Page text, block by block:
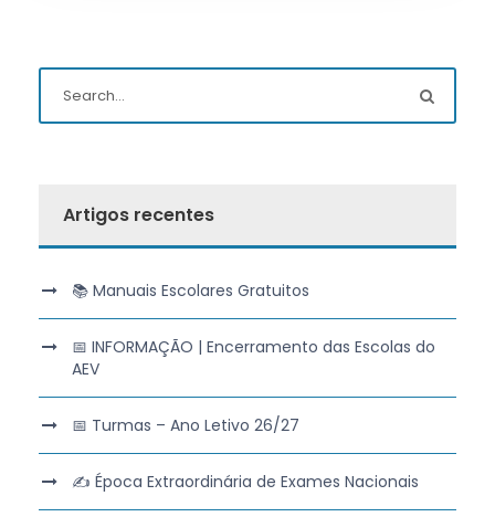
Artigos recentes
📚 Manuais Escolares Gratuitos
📅 INFORMAÇÃO | Encerramento das Escolas do
AEV
📅 Turmas – Ano Letivo 26/27
✍️ Época Extraordinária de Exames Nacionais